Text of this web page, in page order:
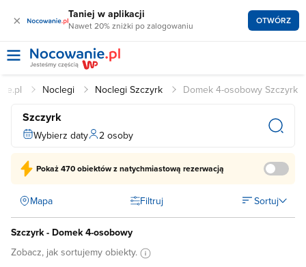
× Taniej w aplikacji
Nawet 20% zniżki po zalogowaniu OTWÓRZ
Noclegi Noclegi Szczyrk Domek 4-osobowy Szczyrk
Szczyrk
Wybierz daty 2 osoby
Pokaż470 obiektówz natychmiastową rezerwacją
Mapa Filtruj Sortuj
Szczyrk - Domek 4-osobowy
Zobacz, jak sortujemy obiekty.